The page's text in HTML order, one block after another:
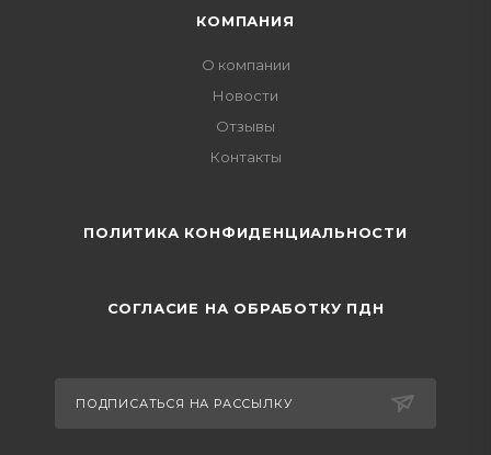
КОМПАНИЯ
О компании
Новости
Отзывы
Контакты
ПОЛИТИКА КОНФИДЕНЦИАЛЬНОСТИ
СОГЛАСИЕ НА ОБРАБОТКУ ПДН
ПОДПИСАТЬСЯ НА РАССЫЛКУ